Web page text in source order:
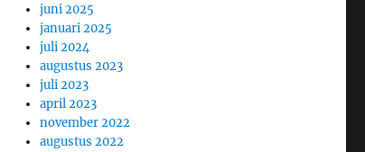
juni 2025
januari 2025
juli 2024
augustus 2023
juli 2023
april 2023
november 2022
augustus 2022